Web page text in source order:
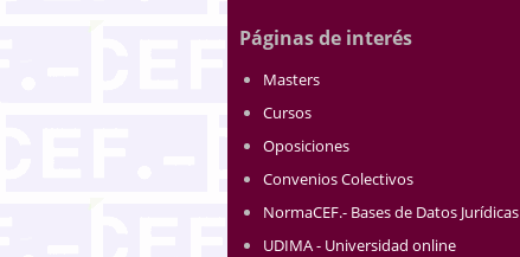
Páginas de interés
Masters
Cursos
Oposiciones
Convenios Colectivos
NormaCEF.- Bases de Datos Jurídicas
UDIMA - Universidad online